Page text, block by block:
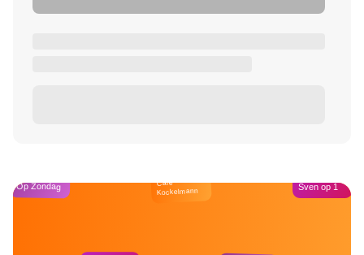
Op Zondag Café
Kockelmann Sven op 1